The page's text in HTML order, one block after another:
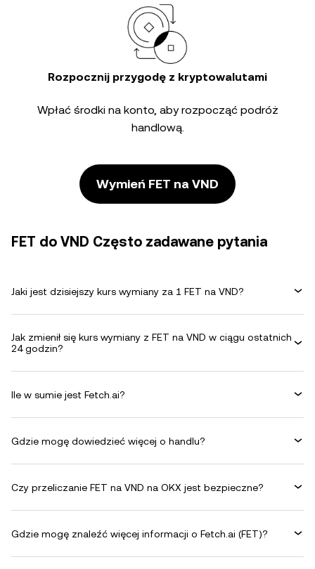
Rozpocznij przygodę z kryptowalutami
Wpłać środki na konto, aby rozpocząć podróż
handlową.
Wymień FET na VND
FET do VND Często zadawane pytania
Jaki jest dzisiejszy kurs wymiany za 1 FET na VND?
Jak zmienił się kurs wymiany z FET na VND w ciągu ostatnich
24 godzin?
Ile w sumie jest Fetch.ai?
Gdzie mogę dowiedzieć więcej o handlu?
Czy przeliczanie FET na VND na OKX jest bezpieczne?
Gdzie mogę znaleźć więcej informacji o Fetch.ai (FET)?